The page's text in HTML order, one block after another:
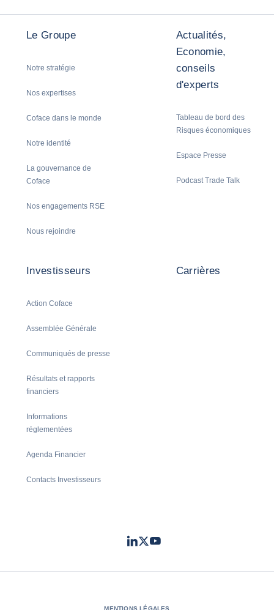
Le Groupe
Notre stratégie
Nos expertises
Coface dans le monde
Notre identité
La gouvernance de
Coface
Nos engagements RSE
Nous rejoindre
Actualités,
Economie,
conseils
d'experts
Tableau de bord des
Risques économiques
Espace Presse
Podcast Trade Talk
Investisseurs
Action Coface
Assemblée Générale
Communiqués de presse
Résultats et rapports
financiers
Informations
réglementées
Agenda Financier
Contacts Investisseurs
Carrières
LinkedIn
TwitterYoutube
MENTIONS LÉGALES